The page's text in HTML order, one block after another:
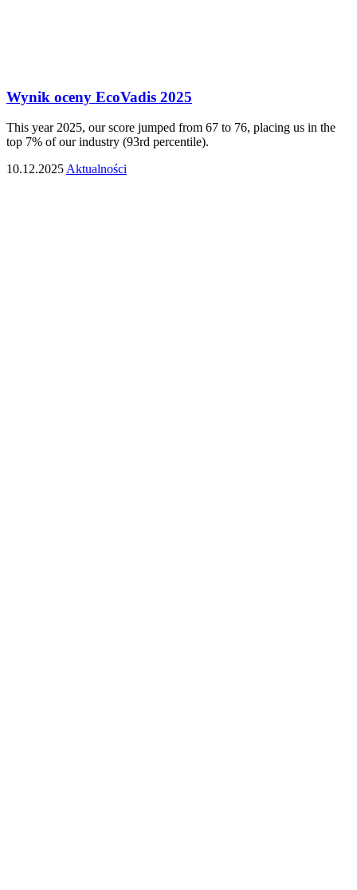
Wynik oceny EcoVadis 2025
This year 2025, our score jumped from 67 to 76, placing us in the
top 7% of our industry (93rd percentile).
10.12.2025Aktualności